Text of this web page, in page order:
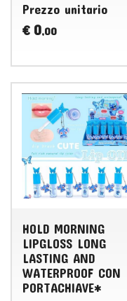
Prezzo unitario
€ 0,00
HOLD MORNING
LIPGLOSS LONG
LASTING AND
WATERPROOF CON
PORTACHIAVE*